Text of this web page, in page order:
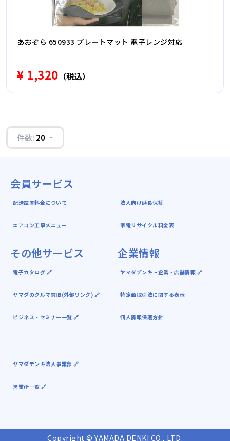
あおぞら 650933 プレートマット 電子レンジ対応
¥ 1,320 （税込）
件数: 20
会員サービス
配送設置料金について
エアコン工事メニュー
法人向け延長保証
家電リサイクル料金表
その他サービス
電子カタログ 🔗
ヤマダのクルマ買取(外部リンク) 🔗
ビジネス・セミナー一覧 🔗
企業情報
ヤマダデンキ ｰ 企業・店舗情報 🔗
特定商取引法に関する表示
個人情報保護方針
ヤマダデンキ法人事業部 🔗
営業所一覧 🔗
Copyright © YAMADA DENKI CO., LTD.